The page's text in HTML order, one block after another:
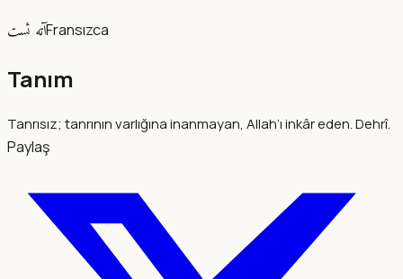
آته ئستFransızca
Tanım
Tanrısız; tanrının varlığına inanmayan, Allah’ı inkâr eden. Dehrî.
Paylaş